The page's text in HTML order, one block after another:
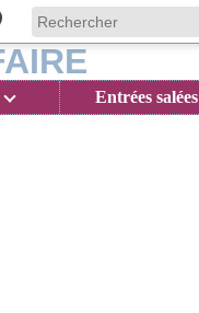
Entrées salées